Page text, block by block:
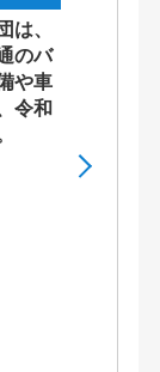
、
のバ
や車
令和